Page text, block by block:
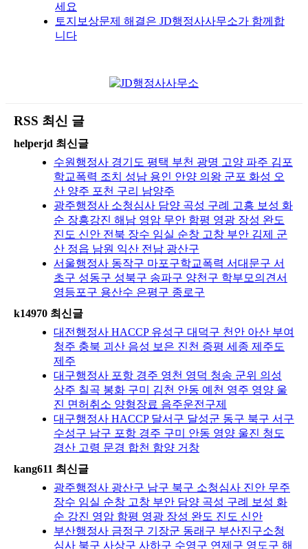
세요
토지보상문제 해결은 JD행정사사무소가 함께합
니다
RSS 최신 글
helperjd 최신글
수원행정사 경기도 평택 부천 광명 고양 파주 김포
학교폭력 조치 성남 용인 안양 의왕 군포 화성 오
산 양주 포천 구리 남양주
광주행정사 소청심사 담양 곡성 구례 고흥 보성 화
순 장흥강진 해남 영암 무안 함평 영광 장성 완도
진도 신안 전북 장수 임실 순창 고창 부안 김제 군
산 정읍 남원 익산 전남 광산구
서울행정사 동작구 마포구학교폭력 서대문구 서
초구 성동구 성북구 송파구 양천구 학부모의견서
영등포구 용산수 은평구 종로구
k14970 최신글
대전행정사 HACCP 유성구 대덕구 천안 아산 부여
청주 충북 괴산 음성 보은 진천 증평 세종 제주도
제주
대구행정사 포항 경주 영천 영덕 청송 군위 의성
상주 칠곡 봉화 구미 김천 안동 예천 영주 영양 울
진 면허취소 양형장료 음주운전구제
대구행정사 HACCP 달서구 달성군 동구 북구 서구
수성구 남구 포항 경주 구미 안동 영양 울진 청도
경산 고령 문경 합천 함양 거창
kang611 최신글
광주행정사 광산구 남구 북구 소청심사 진안 무주
장수 임실 순창 고창 부안 담양 곡성 구례 보성 화
순 강진 영암 함평 영광 장성 완도 진도 신안
부산행정사 금정구 기장군 동래구 부산진구소청
심사 북구 사상구 사하구 수영구 연제구 영도구 해